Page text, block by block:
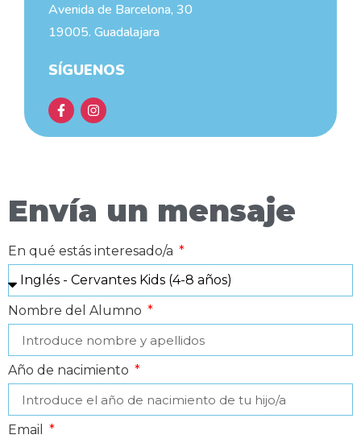
Avenida de Barcelona, 30
19005. Guadalajara
SÍGUENOS
Envía un mensaje
En qué estás interesado/a
Nombre del Alumno
Año de nacimiento
Email